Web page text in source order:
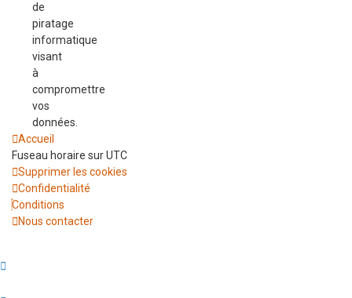
de
piratage
informatique
visant
à
compromettre
vos
données.
Accueil
Fuseau horaire surUTC
Supprimer les cookies
Confidentialité
Conditions
Nous contacter